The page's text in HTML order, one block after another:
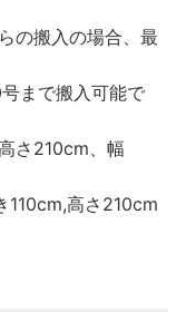
の搬入の場合、最
まで搬入可能で
さ210cm、幅
110cm,高さ210cm